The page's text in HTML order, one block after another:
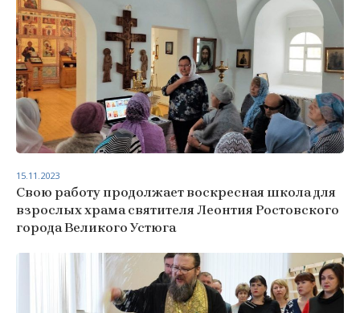
Свою работу продолжает воскресная школа для
взрослых храма святителя Леонтия Ростовского
города Великого Устюга
15.11.2023